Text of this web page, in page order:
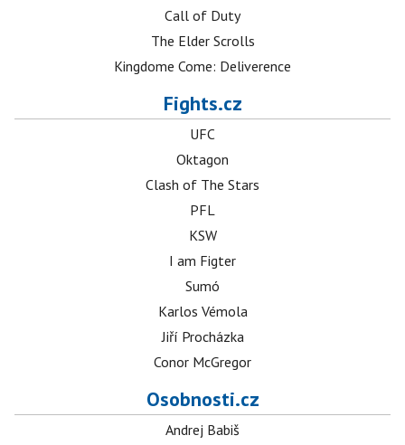
Call of Duty
The Elder Scrolls
Kingdome Come: Deliverence
Fights.cz
UFC
Oktagon
Clash of The Stars
PFL
KSW
I am Figter
Sumó
Karlos Vémola
Jiří Procházka
Conor McGregor
Osobnosti.cz
Andrej Babiš